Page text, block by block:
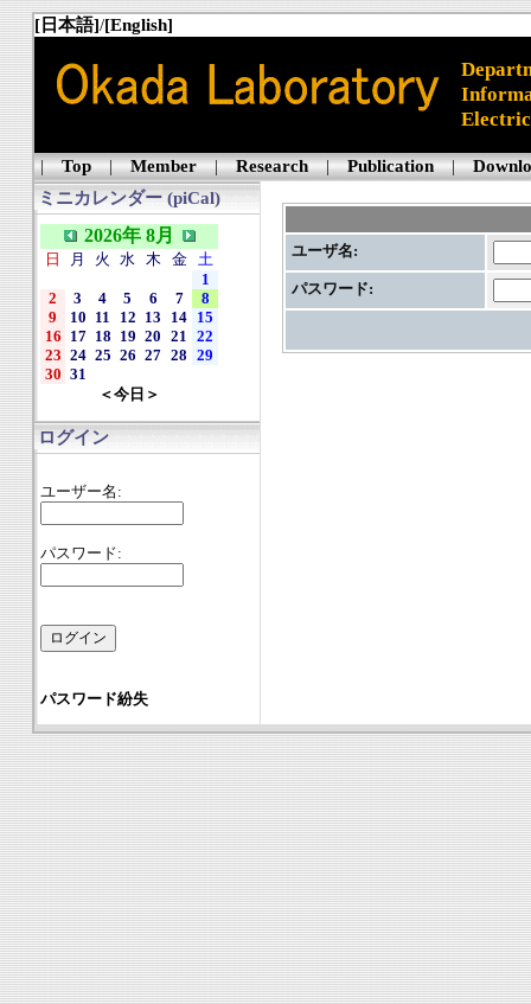
[日本語]/[English]
|Top|Member|Research|Publication|
ミニカレンダー (piCal)
2026年 8月
日 月 火 水 木 金
土
1
2
3 4 5 6 7
8
9
10 11 12 13 14 15
16 17 18 19 20 21
22
23 24 25 26 27 28
29
30 31
＜今日＞
ログイン
ユーザー名:
パスワード:
パスワード紛失
ユーザ名:
パスワード: